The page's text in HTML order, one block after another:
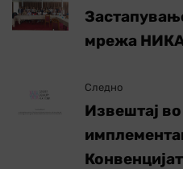
мрежа
Следно
Извештај